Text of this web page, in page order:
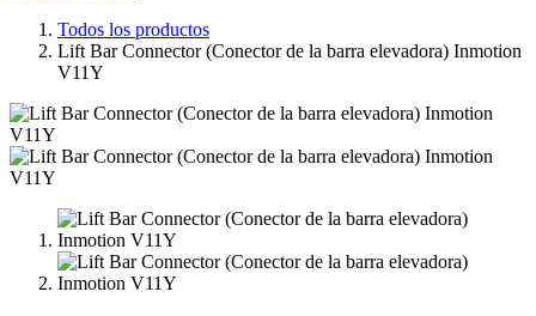
Todos los productos
Lift Bar Connector (Conector de la barra elevadora) Inmotion
V11Y